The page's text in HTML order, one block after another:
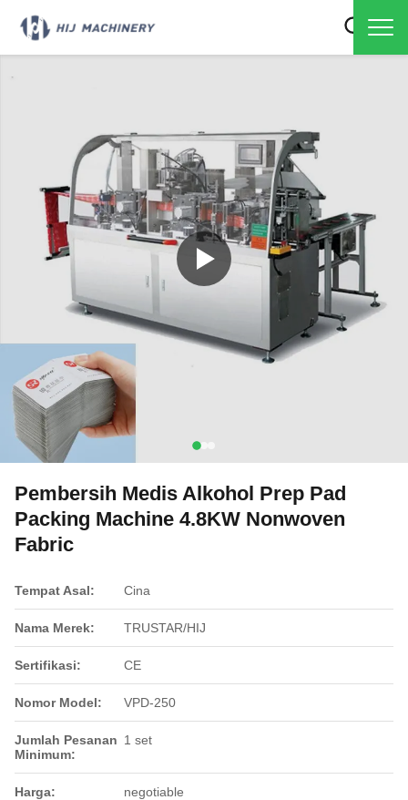
Pembersih Medis Alkohol Prep Pad
Packing Machine 4.8KW Nonwoven
Fabric
Tempat Asal: Cina
Nama Merek: TRUSTAR/HIJ
Sertifikasi: CE
Nomor Model: VPD-250
Jumlah Pesanan
Minimum:
1 set
Harga: negotiable